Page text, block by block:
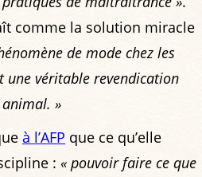
comme la solution miracle
de mode chez les
une véritable revendication
»
à l’AFP que ce qu’elle
: « pouvoir faire ce que